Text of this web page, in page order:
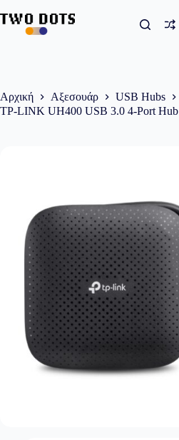
στο
περιεχόμενο
Αρχική Αξεσουάρ
USB Hubs
TP-LINK UH400 USB 3.0 4-Port Hub